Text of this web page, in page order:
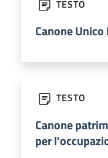
TESTO
Canone
TESTO
Canone
per